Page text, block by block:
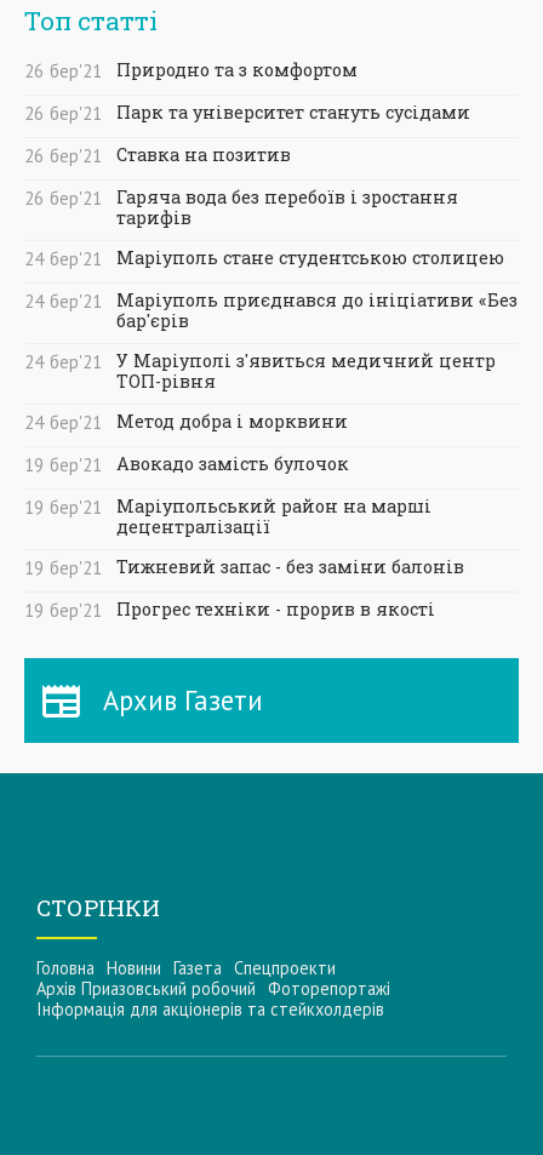
Топ статті
26 бер'21
Природно та з комфортом
26 бер'21
Парк та університет стануть сусідами
26 бер'21
Ставка на позитив
26 бер'21
Гаряча вода без перебоїв і зростання
тарифів
24 бер'21
Маріуполь стане студентською столицею
24 бер'21
Маріуполь приєднався до ініціативи «Без
бар'єрів
24 бер'21
У Маріуполі з'явиться медичний центр
ТОП-рівня
24 бер'21
Метод добра і морквини
19 бер'21
Авокадо замість булочок
19 бер'21
Маріупольський район на марші
децентралізації
19 бер'21
Тижневий запас - без заміни балонів
19 бер'21 Прогрес техніки - прорив в якості
Архив Газети
СТОРІНКИ
Головна Новини Газета Спецпроекти
Архів Приазовський робочий Фоторепортажі
Інформацiя для акцiонерiв та стейкхолдерiв